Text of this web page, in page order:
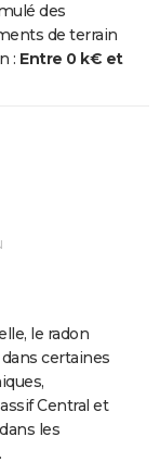
des
de terrain
: Entre 0 k€ et
le radon
certaines
Central et
les